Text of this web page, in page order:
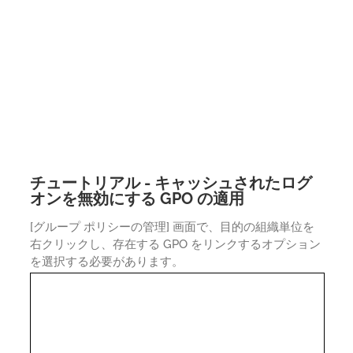
チュートリアル - キャッシュされたログ
オンを無効にする GPO の適用
[グループ ポリシーの管理] 画面で、目的の組織単位を
右クリックし、存在する GPO をリンクするオプション
を選択する必要があります。